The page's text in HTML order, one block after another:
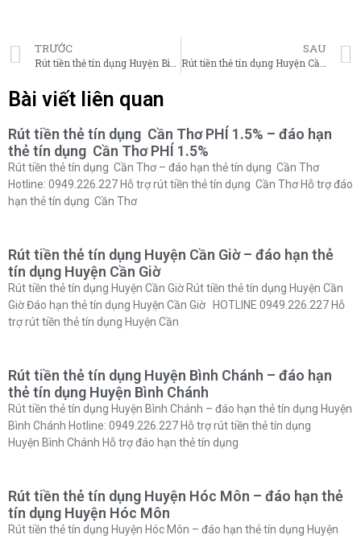
TRƯỚC
Rút tiền thẻ tín dụng Huyện Bình Chánh – đáo hạn thẻ tín dụng Huyện Bình Chánh
SAU
Rút tiền thẻ tín dụng Huyện Cần Giờ – đáo hạn thẻ tín dụng Huyện Cần Giờ
Bài viết liên quan
Rút tiền thẻ tín dụng Cần Thơ PHÍ 1.5% – đáo hạn
thẻ tín dụng Cần Thơ PHÍ 1.5%
Rút tiền thẻ tín dụng Cần Thơ – đáo hạn thẻ tín dụng Cần Thơ
Hotline: 0949.226.227 Hỗ trợ rút tiền thẻ tín dụng Cần Thơ Hỗ trợ đáo
hạn thẻ tín dụng Cần Thơ
Rút tiền thẻ tín dụng Huyện Cần Giờ – đáo hạn thẻ
tín dụng Huyện Cần Giờ
Rút tiền thẻ tín dụng Huyện Cần Giờ Rút tiền thẻ tín dụng Huyện Cần
Giờ Đáo hạn thẻ tín dụng Huyện Cần Giờ HOTLINE 0949.226.227 Hỗ
trợ rút tiền thẻ tín dụng Huyện Cần
Rút tiền thẻ tín dụng Huyện Bình Chánh – đáo hạn
thẻ tín dụng Huyện Bình Chánh
Rút tiền thẻ tín dụng Huyện Bình Chánh – đáo hạn thẻ tín dụng Huyện
Bình Chánh Hotline: 0949.226.227 Hỗ trợ rút tiền thẻ tín dụng
Huyện Bình Chánh Hỗ trợ đáo hạn thẻ tín dụng
Rút tiền thẻ tín dụng Huyện Hóc Môn – đáo hạn thẻ
tín dụng Huyện Hóc Môn
Rút tiền thẻ tín dụng Huyện Hóc Môn – đáo hạn thẻ tín dụng Huyện